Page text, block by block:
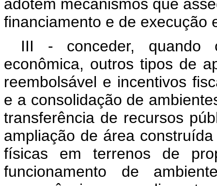
adotem mecanismos que
financiamento e de execução
III - conceder, quando
econômica, outros tipos de
reembolsável e incentivos
e a consolidação de
transferência de recursos
ampliação de área
físicas em terrenos de
funcionamento de